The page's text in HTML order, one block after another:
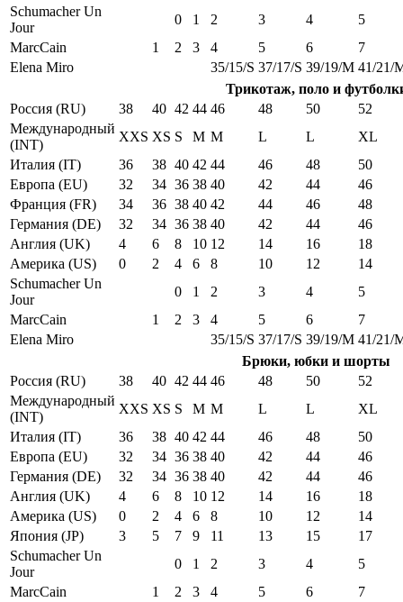
Schumacher Un
Jour
0 1 2 3 4
5
MarcCain
1 2 3 4 5 6
7
Elena Miro
35/15/S 37/17/S 39/19/M 41/21/
Трикотаж, поло и
Россия (RU)
38 40 42 44 46 48 50
52
Международный
(INT)
XXS XS S M M L L
XL
Италия (IT)
36 38 40 42 44 46 48
50
Европа (EU)
32 34 36 38 40 42 44
46
Франция (FR)
34 36 38 40 42 44 46
48
Германия (DE)
32 34 36 38 40 42 44
46
Англия (UK)
4 6 8 10 12 14 16
18
Америка (US)
0 2 4 6 8 10 12
14
Schumacher Un
Jour
0 1 2 3 4
5
MarcCain
1 2 3 4 5 6
7
Elena Miro
35/15/S 37/17/S 39/19/M 41/21/
Брюки, юбки и шорты
Россия (RU)
38 40 42 44 46 48 50
52
Международный
(INT)
XXS XS S M M L L
XL
Италия (IT)
36 38 40 42 44 46 48
50
Европа (EU)
32 34 36 38 40 42 44
46
Германия (DE)
32 34 36 38 40 42 44
46
Англия (UK)
4 6 8 10 12 14 16
18
Америка (US)
0 2 4 6 8 10 12
14
Япония (JP)
3 5 7 9 11 13 15
17
Schumacher Un
Jour
0 1 2 3 4
5
MarcCain
1 2 3 4 5 6
7